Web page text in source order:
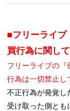
■フリーライ
買行為に関して
フリーライブの
行為は一切禁止し
不正行為が発覚し
受け取った側とも